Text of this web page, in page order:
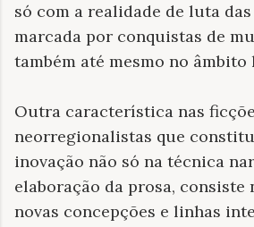
só com a realidade de luta
marcada por conquistas de
também até mesmo no
Outra característica nas
neorregionalistas que
inovação não só na técnica
elaboração da prosa, consiste
novas concepções e linhas